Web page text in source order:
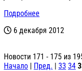
Подробнее
6 декабря 2012
Новости 171 - 175 из
Начало | Пред. | 33 34